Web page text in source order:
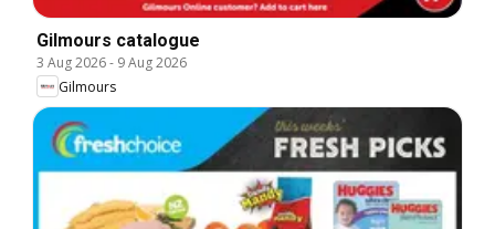
Gilmours catalogue
3 Aug 2026- 9 Aug 2026
Gilmours